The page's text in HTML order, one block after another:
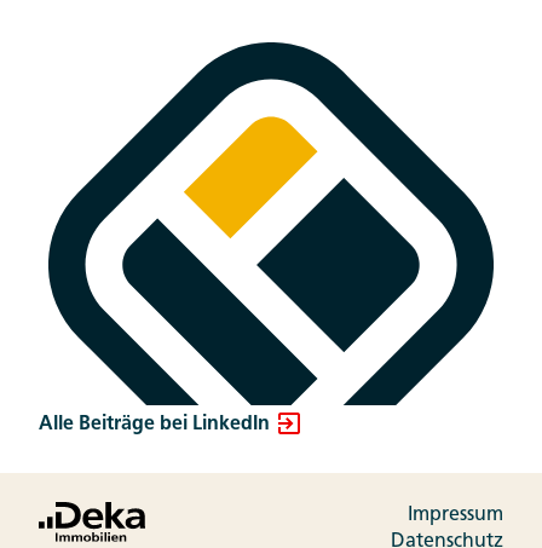
Alle Beiträge bei LinkedIn
Impressum
Datenschutz